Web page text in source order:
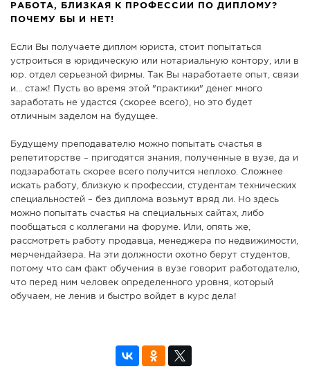
РАБОТА, БЛИЗКАЯ К ПРОФЕССИИ ПО ДИПЛОМУ?
ПОЧЕМУ БЫ И НЕТ!
Если Вы получаете диплом юриста, стоит попытаться
устроиться в юридическую или нотариальную контору, или в
юр. отдел серьезной фирмы. Так Вы наработаете опыт, связи
и… стаж! Пусть во время этой "практики" денег много
заработать не удастся (скорее всего), но это будет
отличным заделом на будущее.
Будущему преподавателю можно попытать счастья в
репетиторстве – пригодятся знания, полученные в вузе, да и
подзаработать скорее всего получится неплохо. Сложнее
искать работу, близкую к профессии, студентам технических
специальностей – без диплома возьмут вряд ли. Но здесь
можно попытать счастья на специальных сайтах, либо
пообщаться с коллегами на форуме. Или, опять же,
рассмотреть работу продавца, менеджера по недвижимости,
мерчендайзера. На эти должности охотно берут студентов,
потому что сам факт обучения в вузе говорит работодателю,
что перед ним человек определенного уровня, который
обучаем, не ленив и быстро войдет в курс дела!